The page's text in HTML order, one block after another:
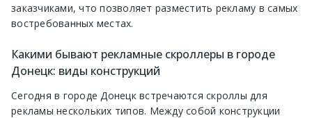
заказчиками, что позволяет разместить рекламу в самых
востребованных местах.
Какими бывают рекламные скроллеры в городе
Донецк: виды конструкций
Сегодня в городе Донецк встречаются скроллы для
рекламы нескольких типов. Между собой конструкции